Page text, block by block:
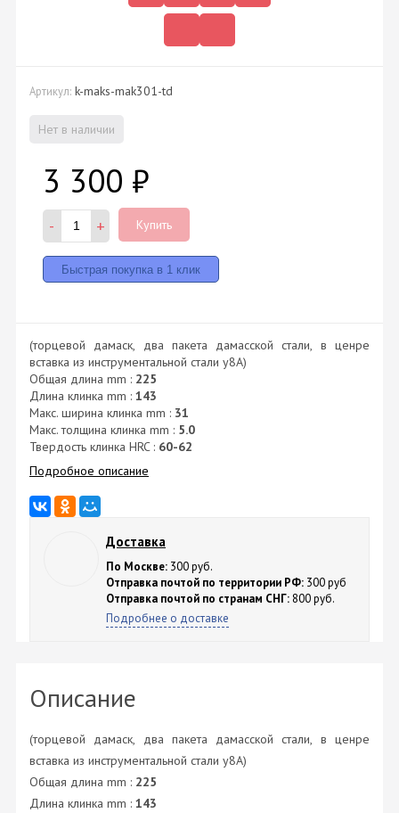
Артикул: k-maks-mak301-td
Нет в наличии
3 300 ₽
- + Купить
(торцевой дамаск, два пакета дамасской стали, в ценре
вставка из инструментальной стали у8А)
Общая длина mm : 225
Длина клинка mm : 143
Макс. ширина клинка mm : 31
Макс. толщина клинка mm : 5.0
Твердость клинка HRC : 60-62
Подробное описание
Доставка
По Москве: 300 руб.
Отправка почтой по территории РФ: 300 руб
Отправка почтой по странам СНГ: 800 руб.
Подробнее о доставке
Описание
(торцевой дамаск, два пакета дамасской стали, в ценре
вставка из инструментальной стали у8А)
Общая длина mm : 225
Длина клинка mm : 143